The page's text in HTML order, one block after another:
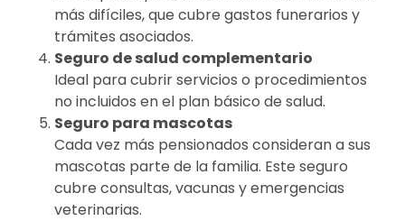
más difíciles, que cubre gastos funerarios y
trámites asociados.
Seguro de salud complementario
Ideal para cubrir servicios o procedimientos
no incluidos en el plan básico de salud.
Seguro para mascotas
Cada vez más pensionados consideran a sus
mascotas parte de la familia. Este seguro
cubre consultas, vacunas y emergencias
veterinarias.